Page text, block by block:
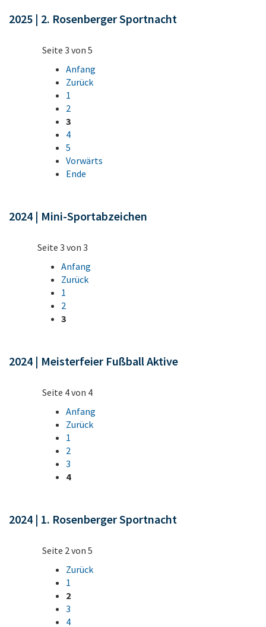
2025 | 2. Rosenberger Sportnacht
Seite 3 von 5
Anfang
Zurück
1
2
3
4
5
Vorwärts
Ende
2024 | Mini-Sportabzeichen
Seite 3 von 3
Anfang
Zurück
1
2
3
2024 | Meisterfeier Fußball Aktive
Seite 4 von 4
Anfang
Zurück
1
2
3
4
2024 | 1. Rosenberger Sportnacht
Seite 2 von 5
Zurück
1
2
3
4